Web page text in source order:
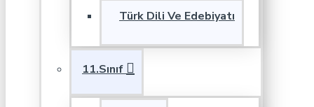
Türk Dili Ve Edebiyatı
11.Sınıf